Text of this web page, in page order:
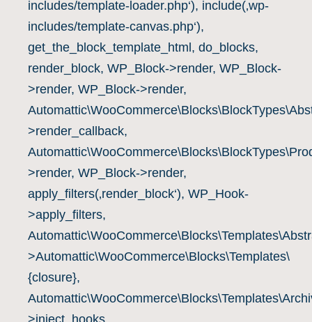
includes/template-loader.php‘), include(‚wp-
includes/template-canvas.php‘),
get_the_block_template_html, do_blocks,
render_block, WP_Block->render, WP_Block-
>render, WP_Block->render,
>render_callback,
>render, WP_Block->render,
apply_filters(‚render_block‘), WP_Hook-
>apply_filters,
>Automattic\WooCommerce\Blocks\Templates\
{closure},
>inject_hooks,